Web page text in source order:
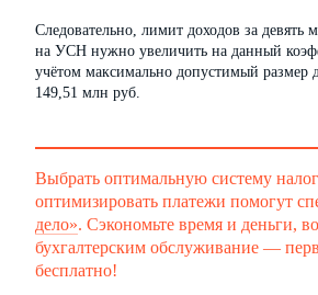
Следовательно, лимит доходов за девять
на УСН нужно увеличить на данный
учётом максимально допустимый размер
149,51 млн руб.
Выбрать оптимальную систему
оптимизировать платежи помогут
дело». Сэкономьте время и деньги,
бухгалтерским обслуживание —
бесплатно!